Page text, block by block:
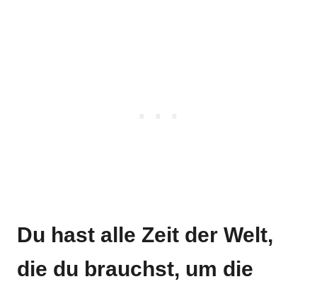
Du hast alle Zeit der Welt,
die du brauchst, um die